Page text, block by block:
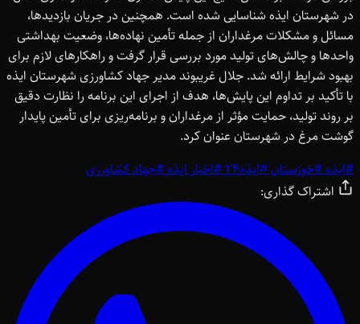
در شهرستان ایذه شناسایی شده است. همچنین در جریان بازدیدها،
مسائل و مشکلات مرغداران از جمله تأمین نهاده‌ها، وضعیت بهداشتی
واحدها و چالش‌های تولید مورد بررسی قرار گرفت و راهکارهای لازم برای
بهبود شرایط ارائه شد. جلال غریبوند مدیر جهاد کشاورزی شهرستان ایذه
با تأکید بر تداوم این پایش‌ها، هدف از اجرای این برنامه را نظارت دقیق
بر روند تولید، حمایت مؤثر از مرغداران و برنامه‌ریزی برای تأمین پایدار
گوشت مرغ در شهرستان عنوان کرد.
#ایذه#خوزستان#ایذه24 #اخبار ایذه#جهاد کشاورزی
اشتراک گذاری: